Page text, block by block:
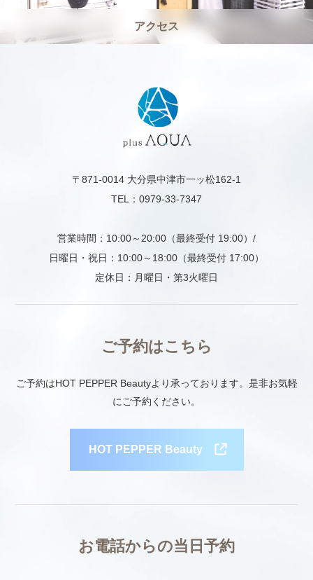
アクセス
〒871-0014 大分県中津市一ッ松162-1
TEL：0979-33-7347
営業時間：10:00～20:00（最終受付 19:00）/
日曜日・祝日：10:00～18:00（最終受付 17:00）
定休日：月曜日・第3火曜日
ご予約はこちら
ご予約はHOT PEPPER Beautyより承っております。是非お気軽
にご予約ください。
HOT PEPPER Beauty
お電話からの当日予約